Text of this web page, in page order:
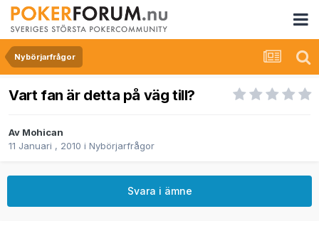
Nybörjarfrågor
Vart fan är detta på väg till?
Av Mohican
11 Januari , 2010 i Nybörjarfrågor
Svara i ämne